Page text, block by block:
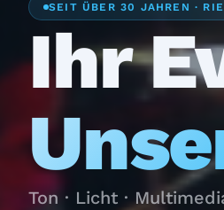
SEIT ÜBER 30 JAHREN ·
Ihr
Ton · Licht ·